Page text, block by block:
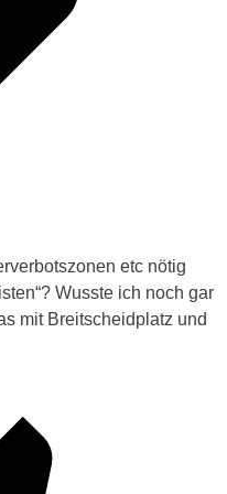
etc nötig
Wusste ich noch gar
mit Breitscheidplatz und